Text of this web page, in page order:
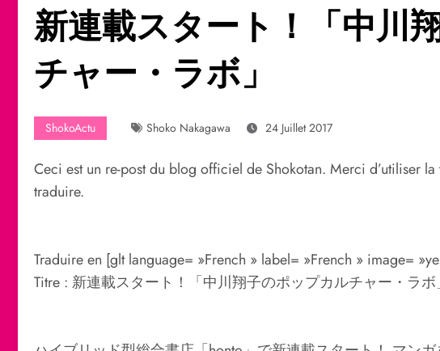
新連載スタート！「中川
チャー・ラボ」
ShokoActu Shoko Nakagawa 24 Juillet 2017
Ceci est un re-post du blog officiel de Shokotan. Merci d’utiliser
traduire.
Traduire en [glt language= »French » label= »French » image=
Titre : 新連載スタート！「中川翔子のポップカルチャー・ラボ